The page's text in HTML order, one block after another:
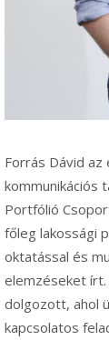
Forrás Dávid
kommunikációs
Portfólió
főleg lakossági
oktatással és
elemzéseket
dolgozott, ahol
kapcsolatos